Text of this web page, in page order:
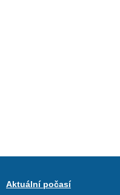
Aktuální počasí